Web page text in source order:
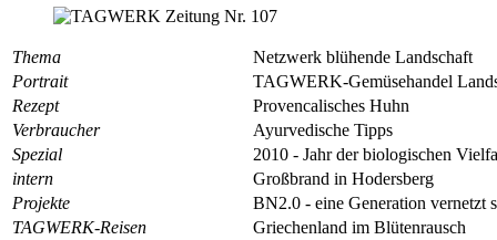
Thema
Netzwerk blühende Landschaft
Portrait
TAGWERK-Gemüsehandel
Rezept
Provencalisches Huhn
Verbraucher
Ayurvedische Tipps
Spezial
2010 - Jahr der biologischen
intern
Großbrand in Hodersberg
Projekte
BN2.0 - eine Generation vernetzt
TAGWERK-Reisen
Griechenland im Blütenrausch